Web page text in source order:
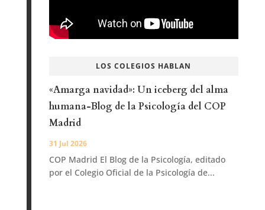
LOS COLEGIOS HABLAN
«Amarga navidad»: Un iceberg del alma
humana-Blog de la Psicología del COP
Madrid
31 Jul 2026
COP Madrid El Blog de la Psicología, editado
por el Colegio Oficial de la Psicología de...